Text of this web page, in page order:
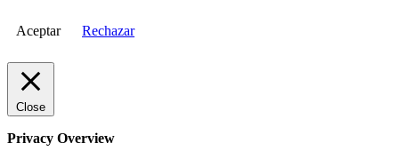
Aceptar Rechazar
Close
Privacy Overview